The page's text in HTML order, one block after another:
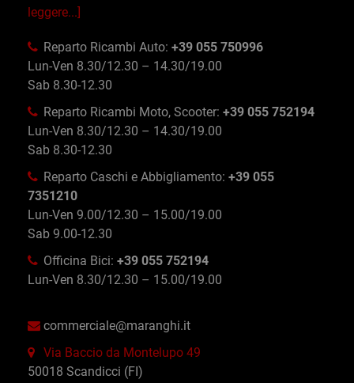
leggere...]
Reparto Ricambi Auto: +39 055 750996
Lun-Ven 8.30/12.30 – 14.30/19.00
Sab 8.30-12.30
Reparto Ricambi Moto, Scooter: +39 055 752194
Lun-Ven 8.30/12.30 – 14.30/19.00
Sab 8.30-12.30
Reparto Caschi e Abbigliamento: +39 055
7351210
Lun-Ven 9.00/12.30 – 15.00/19.00
Sab 9.00-12.30
Officina Bici: +39 055 752194
Lun-Ven 8.30/12.30 – 15.00/19.00
commerciale@maranghi.it
Via Baccio da Montelupo 49
50018 Scandicci (FI)